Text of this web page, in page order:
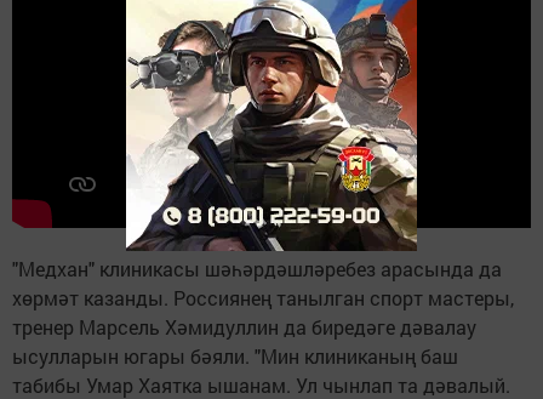
"Медхан" клиникасы шәһәрдәшләребез арасында да
хөрмәт казанды. Россиянең танылган спорт мастеры,
тренер Марсель Хәмидуллин да биредәге дәвалау
ысулларын югары бәяли. "Мин клиниканың баш
табибы Умар Хаятка ышанам. Ул чынлап та дәвалый.